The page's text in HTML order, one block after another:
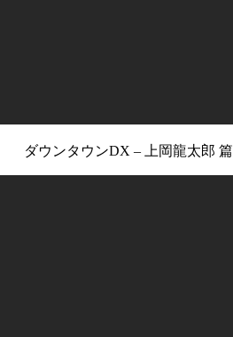
ダウンタウンDX – 上岡龍太郎 篇